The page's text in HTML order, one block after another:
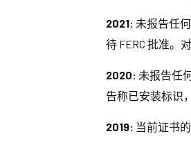
2021: 未报告任
待 FERC 批准。
2020: 未报告任
告称已安装标识
2019: 当前证书